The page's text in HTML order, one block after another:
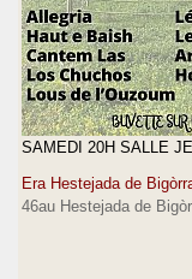
SAMEDI 20H SALLE
Era Hestejada de
46au Hestejada de